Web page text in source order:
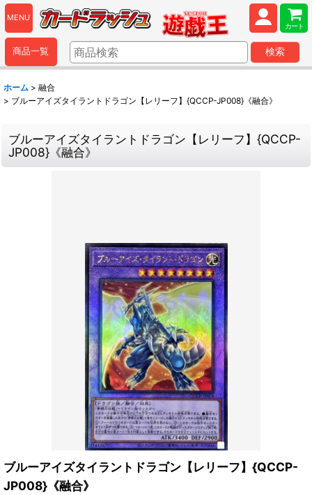
MENU
カート
商品一覧 検索
ホーム > 融合
> ブルーアイズタイラントドラゴン【レリーフ】{QCCP-JP008}《融合》
ブルーアイズタイラントドラゴン【レリーフ】{QCCP-
JP008}《融合》
ブルーアイズタイラントドラゴン【レリーフ】{QCCP-
JP008}《融合》